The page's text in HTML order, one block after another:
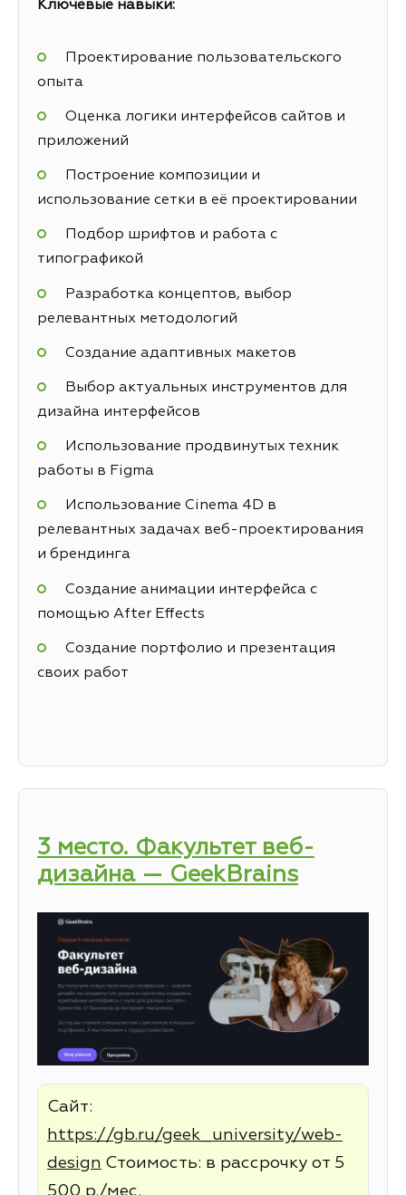
Ключевые навыки:
Проектирование пользовательского
опыта
Оценка логики интерфейсов сайтов и
приложений
Построение композиции и
использование сетки в её проектировании
Подбор шрифтов и работа с
типографикой
Разработка концептов, выбор
релевантных методологий
Создание адаптивных макетов
Выбор актуальных инструментов для
дизайна интерфейсов
Использование продвинутых техник
работы в Figma
Использование Cinema 4D в
релевантных задачах веб-проектирования
и брендинга
Создание анимации интерфейса с
помощью After Effects
Создание портфолио и презентация
своих работ
3 место. Факультет веб-
дизайна — GeekBrains
Сайт:
https://gb.ru/geek_university/web-
design Стоимость: в рассрочку от 5
500 р./мес.